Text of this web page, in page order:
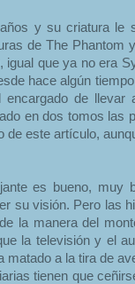
y su criatura le
de The Phantom
igual que ya no era
hace algún
de llevar
en dos tomos las
de este artículo,
es bueno, muy
su visión. Pero las
la manera del
la televisión y el
matado a la tira de
tienen que